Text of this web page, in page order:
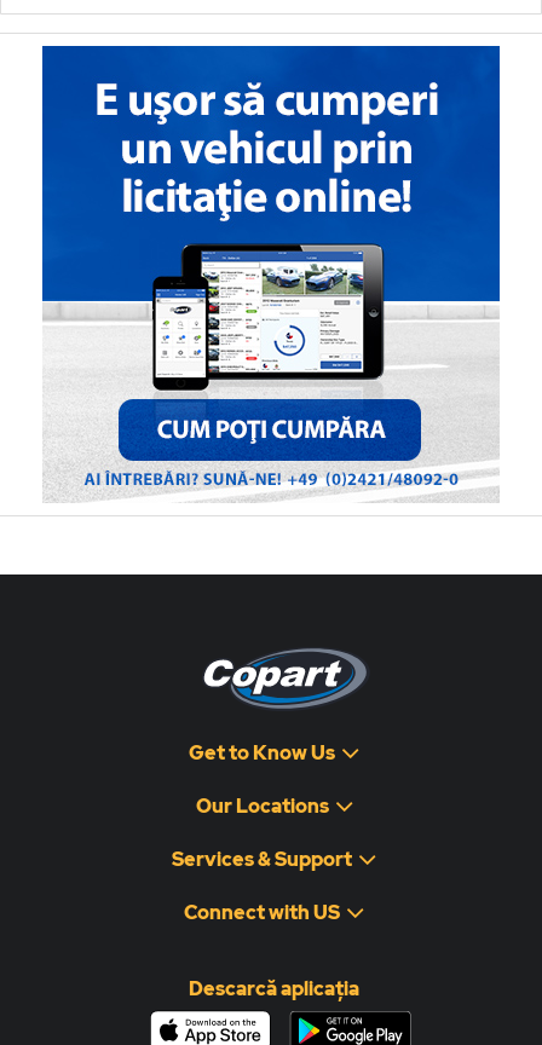
Get to Know Us
Our Locations
Services & Support
Connect with US
Descarcă aplicația